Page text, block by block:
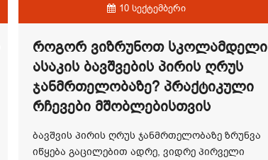
10 სექტემბერი
Როგორ Ვიზრუნოთ Სკოლამდელი
Ასაკის Ბავშვების Პირის Ღრუს
Ჯანმრთელობაზე? Პრაქტიკული
Რჩევები Მშობლებისთვის
ბავშვის პირის ღრუს ჯანმრთელობაზე ზრუნვა
იწყება გაცილებით ადრე, ვიდრე პირველი